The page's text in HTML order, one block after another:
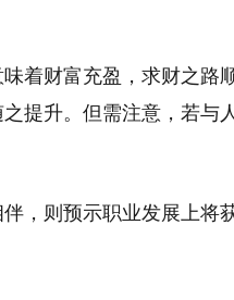
着财富充盈，求财之路
提升。但需注意，若与
，则预示职业发展上将